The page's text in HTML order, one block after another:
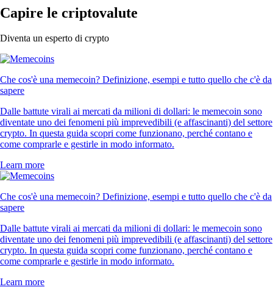
Capire le criptovalute
Diventa un esperto di crypto
Che cos'è una memecoin? Definizione, esempi e tutto quello che c'è da
sapere
Dalle battute virali ai mercati da milioni di dollari: le memecoin sono
diventate uno dei fenomeni più imprevedibili (e affascinanti) del settore
crypto. In questa guida scopri come funzionano, perché contano e
come comprarle e gestirle in modo informato.
Learn more
Che cos'è una memecoin? Definizione, esempi e tutto quello che c'è da
sapere
Dalle battute virali ai mercati da milioni di dollari: le memecoin sono
diventate uno dei fenomeni più imprevedibili (e affascinanti) del settore
crypto. In questa guida scopri come funzionano, perché contano e
come comprarle e gestirle in modo informato.
Learn more